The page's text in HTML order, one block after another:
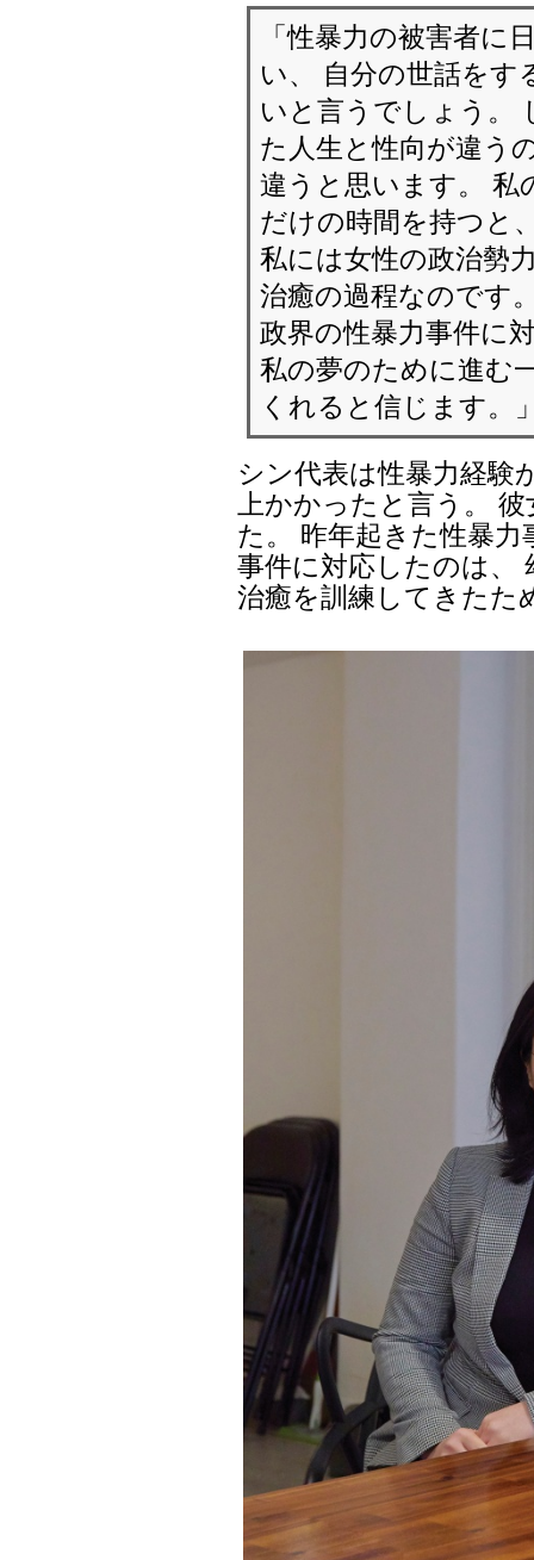
「性暴力の被害者に
い、 自分の世話を
いと言うでしょう。
た人生と性向が違う
違うと思います。 私
だけの時間を持つと
私には女性の政治勢
治癒の過程なのです
政界の性暴力事件に
私の夢のために進む
くれると信じます。
シン代表は性暴力経験
上かかったと言う。
た。 昨年起きた性暴
事件に対応したのは、
治癒を訓練してきたた